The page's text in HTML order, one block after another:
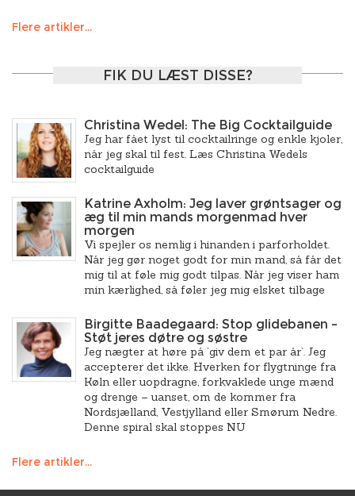
Flere artikler...
FIK DU LÆST DISSE?
Christina Wedel: The Big Cocktailguide
Jeg har fået lyst til cocktailringe og enkle kjoler,
når jeg skal til fest. Læs Christina Wedels
cocktailguide
Katrine Axholm: Jeg laver grøntsager og
æg til min mands morgenmad hver
morgen
Vi spejler os nemlig i hinanden i parforholdet.
Når jeg gør noget godt for min mand, så får det
mig til at føle mig godt tilpas. Når jeg viser ham
min kærlighed, så føler jeg mig elsket tilbage
Birgitte Baadegaard: Stop glidebanen –
Støt jeres døtre og søstre
Jeg nægter at høre på ’giv dem et par år’. Jeg
accepterer det ikke. Hverken for flygtninge fra
Køln eller uopdragne, forkvaklede unge mænd
og drenge – uanset, om de kommer fra
Nordsjælland, Vestjylland eller Smørum Nedre.
Denne spiral skal stoppes NU
Flere artikler...